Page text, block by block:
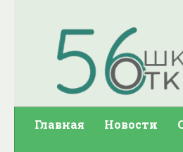
Главная Новости